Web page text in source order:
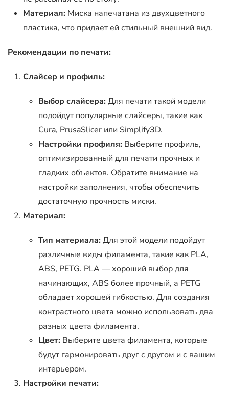
Материал: Миска напечатана из двухцветного
пластика, что придает ей стильный внешний вид.
Рекомендации по печати:
Слайсер и профиль:
Выбор слайсера:Для печати такой модели
подойдут популярные слайсеры, такие как
Cura, PrusaSlicer или Simplify3D.
Настройки профиля: Выберите профиль,
оптимизированный для печати прочных и
гладких объектов. Обратите внимание на
настройки заполнения, чтобы обеспечить
достаточную прочность миски.
Материал:
Тип материала:Для этой модели подойдут
различные виды филамента, такие как PLA,
ABS, PETG. PLA — хороший выбор для
начинающих, ABS более прочный, а PETG
обладает хорошей гибкостью. Для создания
контрастного цвета можно использовать два
разных цвета филамента.
Цвет: Выберите цвета филамента, которые
будут гармонировать друг с другом и с вашим
интерьером.
Настройки печати: